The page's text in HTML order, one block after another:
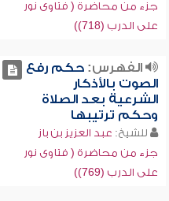
جزء من محاضرة ( فتاوى نور
على الدرب (718))
الفهرس:حكم رفع
الصوت بالأذكار
الشرعية بعد الصلاة
وحكم ترتيبها
للشيخ: عبد العزيز بن باز
جزء من محاضرة ( فتاوى نور
على الدرب (769))